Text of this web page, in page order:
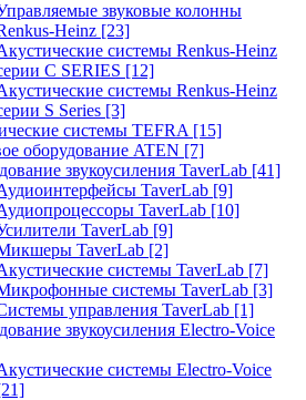
звуковые колонны
Heinz [23]
системы Renkus-Heinz
C SERIES [12]
системы Renkus-Heinz
S Series [3]
системы TEFRA [15]
оборудование ATEN [7]
звукоусиления TaverLab [41]
TaverLab [9]
TaverLab [10]
TaverLab [9]
TaverLab [2]
системы TaverLab [7]
системы TaverLab [3]
управления TaverLab [1]
звукоусиления Electro-Voice
системы Electro-Voice